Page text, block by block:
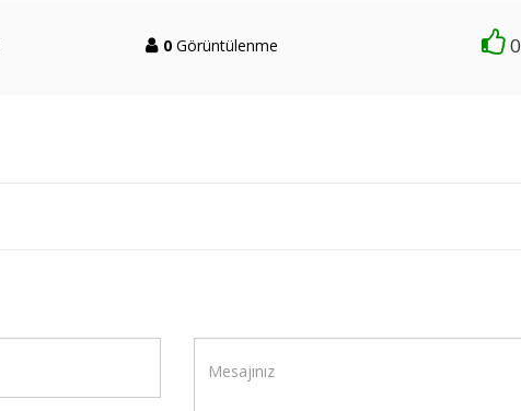
0 Görüntülenme 0